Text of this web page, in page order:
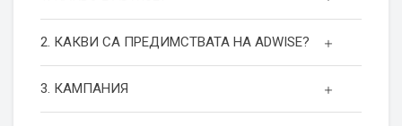
2. КАКВИ СА ПРЕДИМСТВАТА НА ADWISE?
3. КАМПАНИЯ